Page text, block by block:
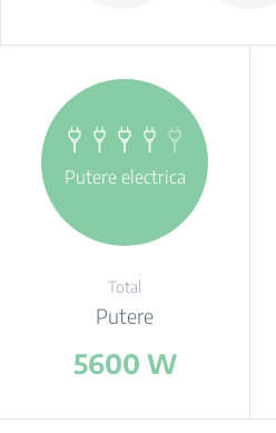
Putere electrica
Total
Putere
5600 W